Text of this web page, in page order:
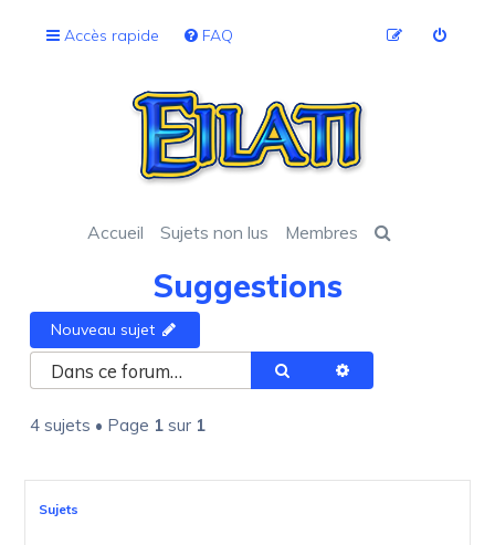
Accès rapide FAQ
Accueil Sujets non lus Membres
Suggestions
Nouveau sujet
Rechercher
4 sujets • Page 1 sur 1
Sujets